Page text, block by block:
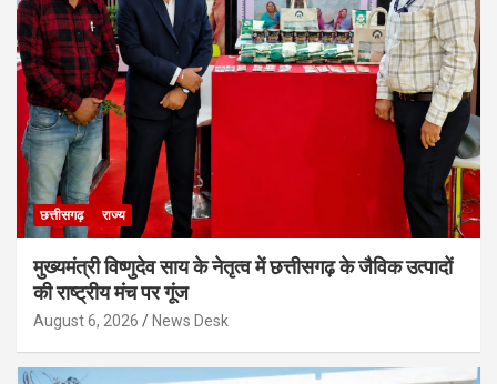
छत्तीसगढ़ राज्य
मुख्यमंत्री विष्णुदेव साय के नेतृत्व में छत्तीसगढ़ के जैविक उत्पादों
की राष्ट्रीय मंच पर गूंज
August 6, 2026 News Desk